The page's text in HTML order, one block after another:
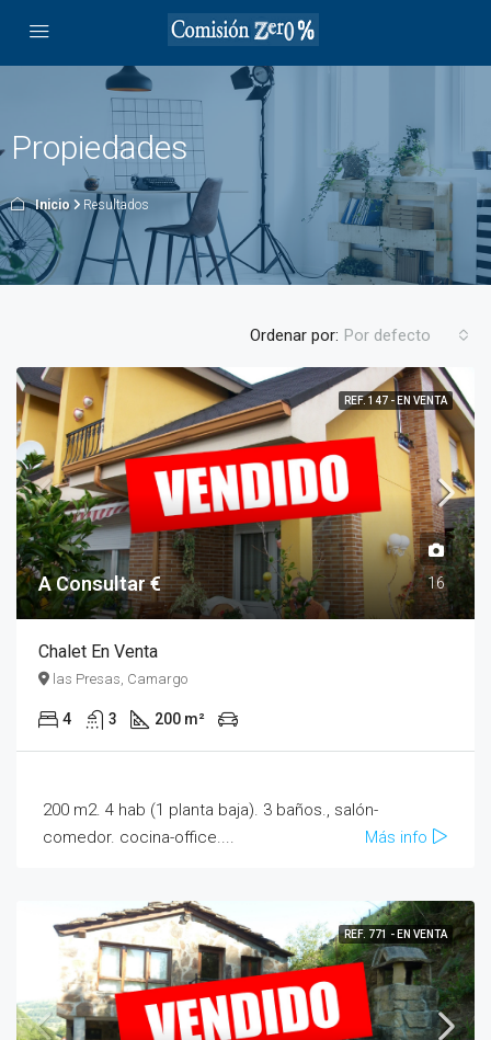
Propiedades
Inicio Resultados
Ordenar por: Por defecto
REF. 147 - EN VENTA
A Consultar € 16
Chalet En Venta
las Presas, Camargo
4 3 200 m²
200 m2. 4 hab (1 planta baja). 3 baños., salón-
comedor. cocina-office....
Más info
REF. 771 - EN VENTA